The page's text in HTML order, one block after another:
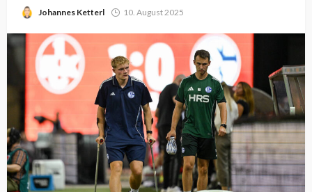
Johannes Ketterl 10. August 2025